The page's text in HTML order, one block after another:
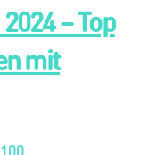
– Top
mit